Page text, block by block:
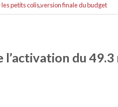
les petits colis,version finale du budget
l’activation du